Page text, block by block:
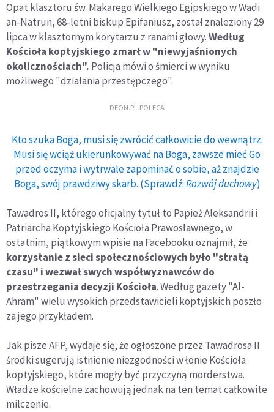
Opat klasztoru św. Makarego Wielkiego Egipskiego w Wadi
an-Natrun, 68-letni biskup Epifaniusz, został znaleziony 29
lipca w klasztornym korytarzu z ranami głowy.Według
Kościoła koptyjskiego zmarł w "niewyjaśnionych
okolicznościach". Policja mówi o śmierci w wyniku
możliwego "działania przestępczego".
DEON.PL POLECA
Kto szuka Boga, musi się zwrócić całkowicie do wewnątrz.
Musi się wciąż ukierunkowywać na Boga, zawsze mieć Go
przed oczyma i wytrwale zapominać o sobie, aż znajdzie
Boga, swój prawdziwy skarb. (Sprawdź:Rozwój duchowy)
Tawadros II, którego oficjalny tytuł to Papież Aleksandrii i
Patriarcha Koptyjskiego Kościoła Prawosławnego, w
ostatnim, piątkowym wpisie na Facebooku oznajmił, że
korzystanie z sieci społecznościowych było "stratą
czasu" i wezwał swych współwyznawców do
przestrzegania decyzji Kościoła. Według gazety "Al-
Ahram" wielu wysokich przedstawicieli koptyjskich poszło
za jego przykładem.
Jak pisze AFP, wydaje się, że ogłoszone przez Tawadrosa II
środki sugerują istnienie niezgodności w łonie Kościoła
koptyjskiego, które mogły być przyczyną morderstwa.
Władze kościelne zachowują jednak na ten temat całkowite
milczenie.